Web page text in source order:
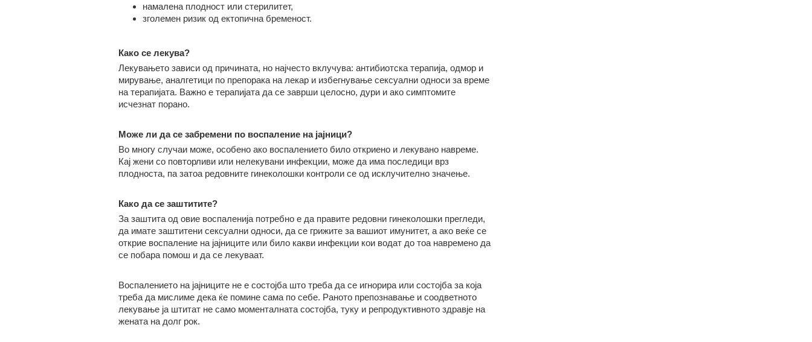
намалена плодност или стерилитет,
зголемен ризик од ектопична бременост.
Како се лекува?
Лекувањето зависи од причината, но најчесто вклучува: антибиотска терапија, одмор и
мирување, аналгетици по препорака на лекар и избегнување сексуални односи за време
на терапијата. Важно е терапијата да се заврши целосно, дури и ако симптомите
исчезнат порано.
Може ли да се забремени по воспалениена јајници?
Во многу случаи може, особено ако воспалението било откриено и лекувано навреме.
Кај жени со повторливи или нелекувани инфекции, може да има последици врз
плодноста, па затоа редовните гинеколошки контроли се од исклучително значење.
Како да се заштитите?
За заштита од овие воспаленија потребно е да правите редовни гинеколошки прегледи,
да имате заштитени сексуални односи, да се грижите за вашиот имунитет, а ако веќе се
открие воспаление на јајниците или било какви инфекции кои водат до тоа навремено да
се побара помош и да се лекуваат.
Воспалението на јајниците не е состојба што треба да се игнорира или состојба за која
треба да мислиме дека ќе помине сама по себе. Раното препознавање и соодветното
лекување ја штитат не само моменталната состојба, туку и репродуктивното здравје на
жената на долг рок.